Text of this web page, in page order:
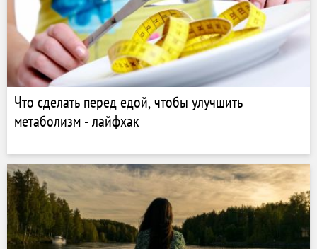
Что сделать перед едой, чтобы улучшить
метаболизм - лайфхак